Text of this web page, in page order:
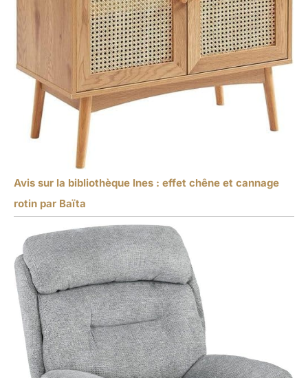
Avis sur la bibliothèque Ines : effet chêne et cannage
rotin par Baïta